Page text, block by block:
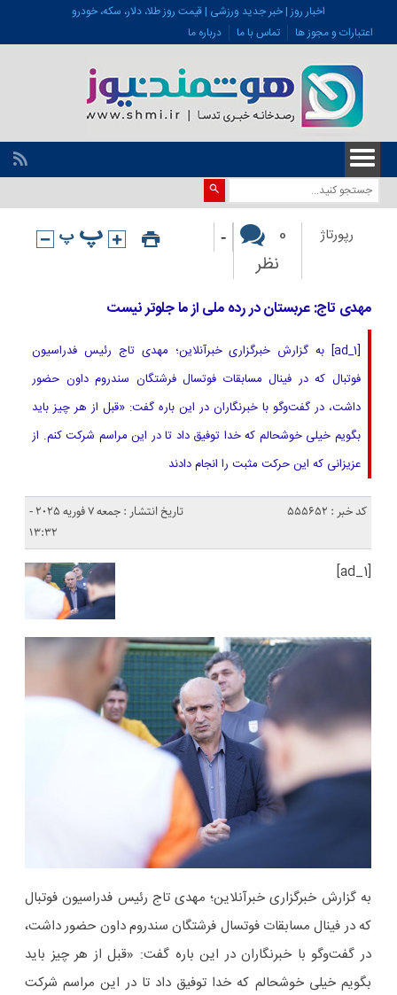
اخبار روز | خبر جدید ورزشی | قیمت روز طلا، دلار، سکه، خودرو
اعتبارات و مجوز ها
تماس با ما درباره ما
رپورتاژ
0
نظر
-
مهدی تاج: عربستان در رده ملی از ما جلوتر نیست
[ad_1] به گزارش خبرگزاری خبرآنلاین؛ مهدی تاج رئیس فدراسیون
فوتبال که در فینال مسابقات فوتسال فرشتگان سندروم داون حضور
داشت، در گفت‌وگو با خبرنگاران در این باره گفت: «قبل از هر چیز باید
بگویم خیلی خوشحالم که خدا توفیق داد تا در این مراسم شرکت کنم. از
عزیزانی که این حرکت مثبت را انجام دادند
کد خبر : 555652
تاریخ انتشار : جمعه 7 فوریه 2025 -
13:32
[ad_1]
به گزارش خبرگزاری خبرآنلاین؛ مهدی تاج رئیس فدراسیون فوتبال
که در فینال مسابقات فوتسال فرشتگان سندروم داون حضور داشت،
در گفت‌وگو با خبرنگاران در این باره گفت: «قبل از هر چیز باید
بگویم خیلی خوشحالم که خدا توفیق داد تا در این مراسم شرکت